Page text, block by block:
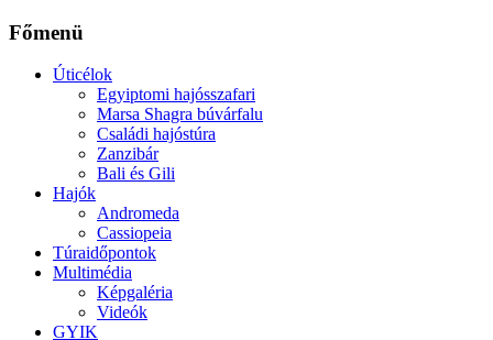
Főmenü
Úticélok
Egyiptomi hajósszafari
Marsa Shagra búvárfalu
Családi hajóstúra
Zanzibár
Bali és Gili
Hajók
Andromeda
Cassiopeia
Túraidőpontok
Multimédia
Képgaléria
Videók
GYIK